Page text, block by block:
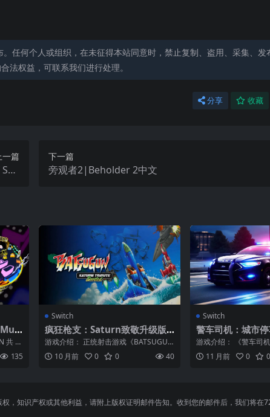
任何个人或组织，在未征得本站同意时，禁止复制、盗用、采集、发
法权益，可联系我们进行处理。
分享 收藏
一篇 下一篇
旁观者2|Beholder 2中文
共 1
135
Switch
疯狂枪支：Saturn致敬升级版|
Batsugun: Saturn Tribute B
oosted中文
游戏介绍： 正统射击游戏《BATSUGU
N》 消灭敌人并升级！可累积经验值变
得更...10 月前 0 0 40
Switch
警车司机：城市
ice Car Driver:
Simulator
游戏介绍： 《警车司
器》中文版。全新逼真
模拟器，您...
11 月前 0 0
，知识产权或其他利益，请附上版权证明邮件告知。收到您的邮件后，我们将